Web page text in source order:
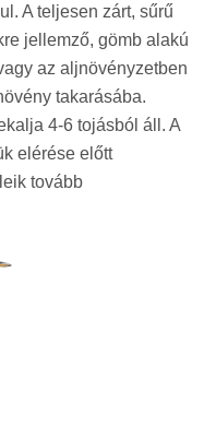
A teljesen zárt, sűrű
jellemző, gömb alakú
az aljnövényzetben
takarásába.
4-6 tojásból áll. A
elérése előtt
tovább